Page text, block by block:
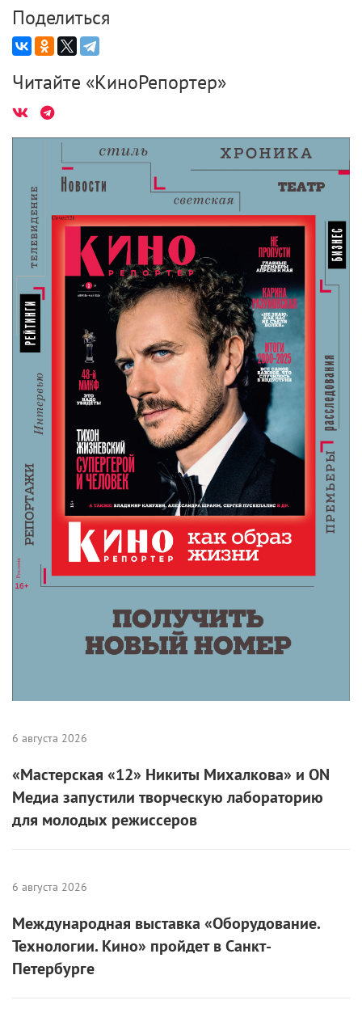
Поделиться
Читайте «КиноРепортер»
6 августа 2026
«Мастерская «12» Никиты Михалкова» и ON
Медиа запустили творческую лабораторию
для молодых режиссеров
6 августа 2026
Международная выставка «Оборудование.
Технологии. Кино» пройдет в Санкт-
Петербурге